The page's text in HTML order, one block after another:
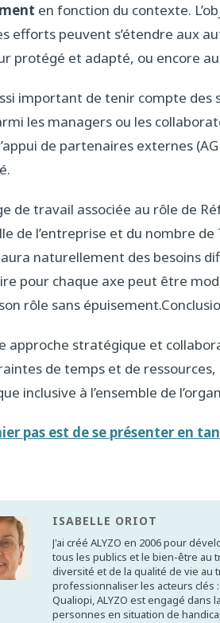
en fonction du contexte.
efforts peuvent s’étendre aux
protégé et adapté, ou encore
important de tenir compte des
les managers ou les
de partenaires externes
de travail associée au rôle de
de l’entreprise et du nombre
naturellement des besoins
pour chaque axe peut être
rôle sans
approche stratégique et
de temps et de
inclusive à l’ensemble de
pas est dese présenter en
ISABELLE ORIOT
J'ai créé ALYZO en 2006 pour
tous les publics et le bien-être au
diversité et de la qualité de vie au
professionnaliser les acteurs clés
Qualiopi, ALYZO est engagé
personnes en situation de